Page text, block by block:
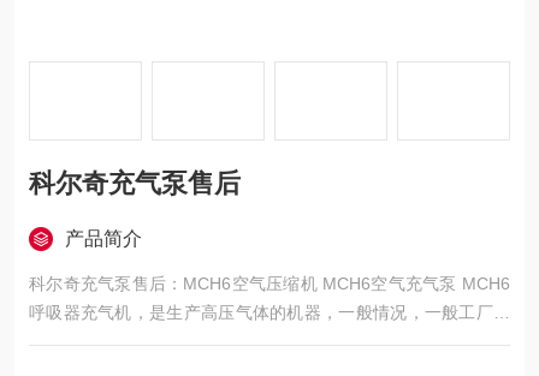
科尔奇充气泵售后
产品简介
科尔奇充气泵售后：MCH6空气压缩机 MCH6空气充气泵 MCH6
呼吸器充气机，是生产高压气体的机器，一般情况，一般工厂里
都需要，主要是用作于生产设备的动力，所以属于动力设备。